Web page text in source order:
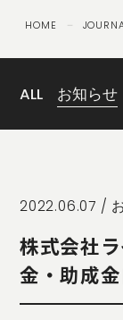
US
US
HOME －
ALL お知らせ
2022.06.07 /
株式会社
金・助成